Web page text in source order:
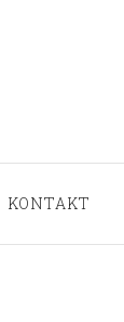
KONTAKT